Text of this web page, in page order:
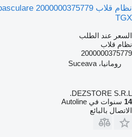
TGX
السعر عند الطلب
نظام قلاب
2000000375779
رومانيا، Suceava
DEZSTORE S.R.L.
14 سنوات في Autoline
الاتصال بالبائع